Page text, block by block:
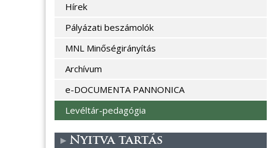
Hírek
Pályázati beszámolók
MNL Minőségirányítás
Archívum
e-DOCUMENTA PANNONICA
Levéltár-pedagógia
Nyitva tartás